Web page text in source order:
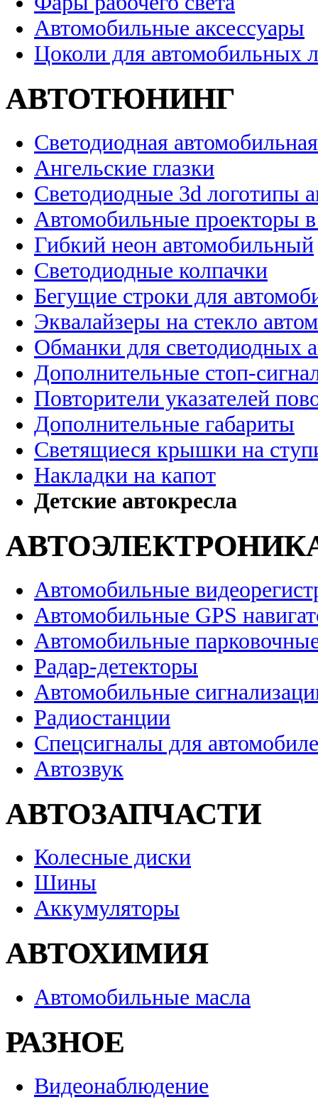
Автомобильные аксессуары
Цоколи для автомобильных
АВТОТЮНИНГ
Светодиодная
Ангельские глазки
Светодиодные 3d логотипы
Автомобильные проекторы
Гибкий неон автомобильный
Светодиодные колпачки
Бегущие строки для
Эквалайзеры на стекло
Обманки для светодиодных
Дополнительные стоп-
Повторители указателей
Дополнительные габариты
Светящиеся крышки на
Накладки на капот
Детские автокресла
Автомобильные
Автомобильные GPS
Автомобильные
Радар-детекторы
Автомобильные
Радиостанции
Спецсигналы для
Автозвук
АВТОЗАПЧАСТИ
Колесные диски
Шины
Аккумуляторы
АВТОХИМИЯ
Автомобильные масла
РАЗНОЕ
Видеонаблюдение